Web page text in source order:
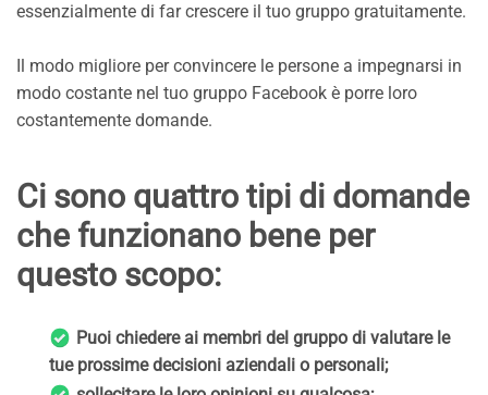
essenzialmente di far crescere il tuo gruppo gratuitamente.
Il modo migliore per convincere le persone a impegnarsi in
modo costante nel tuo gruppo Facebook è porre loro
costantemente domande.
Ci sono quattro tipi di domande
che funzionano bene per
questo scopo:
Puoi chiedere ai membri del gruppo di valutare le
tue prossime decisioni aziendali o personali;